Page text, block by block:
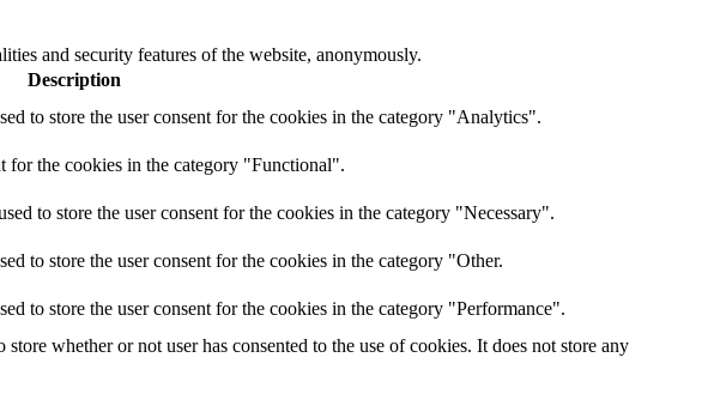
and security features of the website, anonymously.
Description
to store the user consent for the cookies in the category "Analytics".
for the cookies in the category "Functional".
to store the user consent for the cookies in the category "Necessary".
to store the user consent for the cookies in the category "Other.
to store the user consent for the cookies in the category "Performance".
whether or not user has consented to the use of cookies. It does not store any